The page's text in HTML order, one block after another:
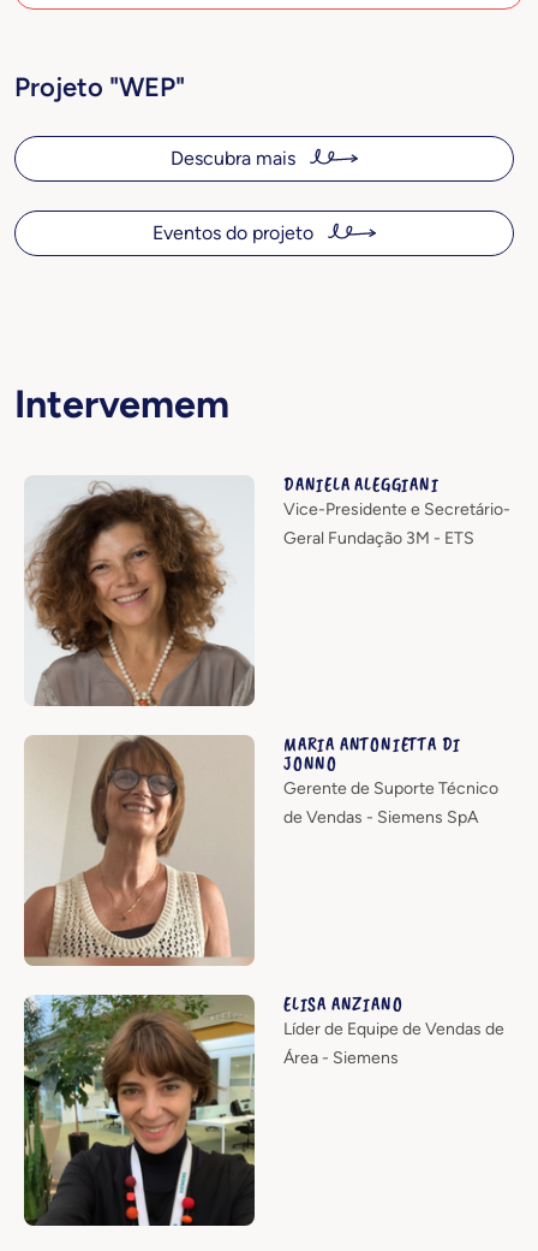
Projeto "WEP"
Descubra mais
Eventos do projeto
Intervemem
DANIELA ALEGGIANI
Vice-Presidente e Secretário-
Geral Fundação 3M - ETS
MARIA ANTONIETTA DI
JONNO
Gerente de Suporte Técnico
de Vendas - Siemens SpA
ELISA ANZIANO
Líder de Equipe de Vendas de
Área - Siemens